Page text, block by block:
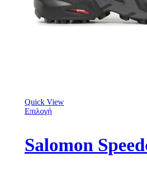
Quick View
Επιλογή
Salomon